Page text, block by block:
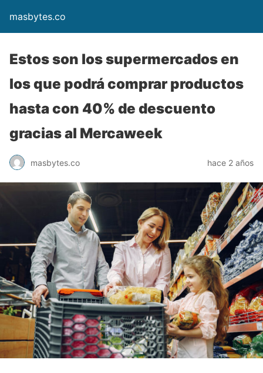
masbytes.co
Estos son los supermercados en
los que podrá comprar productos
hasta con 40% de descuento
gracias al Mercaweek
masbytes.co hace 2 años